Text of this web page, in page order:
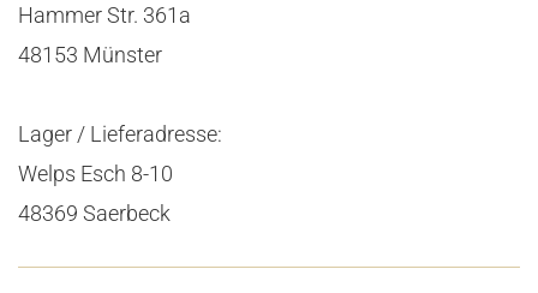
Ham­mer Str. 361a
48153 Müns­ter
Lager / Lie­fe­r­adres­se:
Welps Esch 8-10
48369 Sa­er­beck